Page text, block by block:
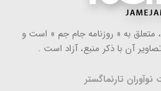
به « روزنامه جام جم » است و
آن با ذكر منبع، آزاد است .
تارنماگستر